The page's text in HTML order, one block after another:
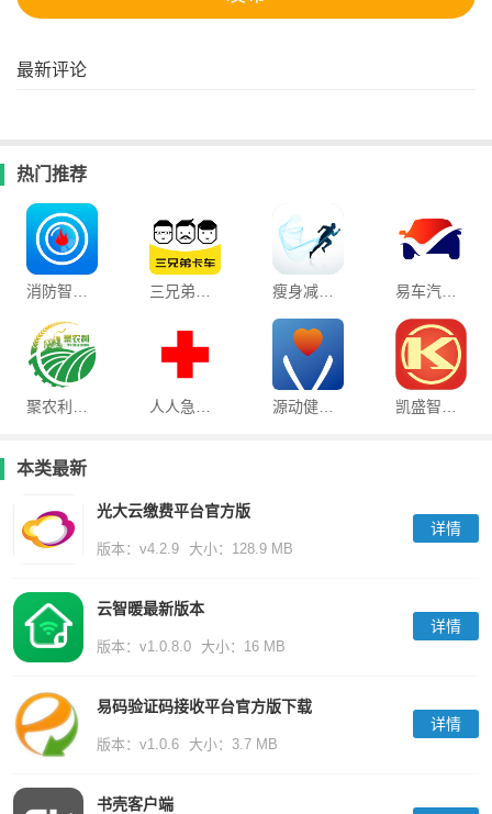
最新评论
热门推荐
瘦身减脂打卡app 易车汽车惠官方版
源动健康官方版(ViHealth)
本类最新
光大云缴费平台官方版
版本：v4.2.9 大小：128.9 MB
详情
云智暖最新版本
版本：v1.0.8.0 大小：16 MB
详情
易码验证码接收平台官方版下载
版本：v1.0.6 大小：3.7 MB
详情
书壳客户端